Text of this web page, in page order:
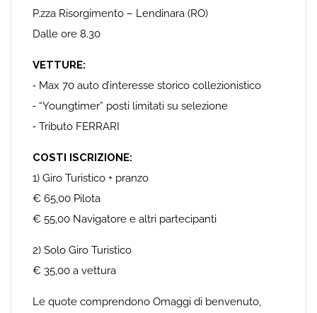
P.zza Risorgimento – Lendinara (RO)
Dalle ore 8.30
VETTURE:
⁃ Max 70 auto d’interesse storico collezionistico
⁃ “Youngtimer” posti limitati su selezione
⁃ Tributo FERRARI
COSTI ISCRIZIONE:
1) Giro Turistico + pranzo
€ 65,00 Pilota
€ 55,00 Navigatore e altri partecipanti
2) Solo Giro Turistico
€ 35,00 a vettura
Le quote comprendono Omaggi di benvenuto,